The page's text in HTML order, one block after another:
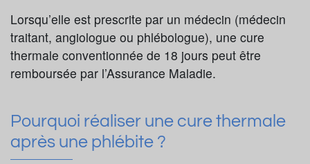
Lorsqu’elle est prescrite par un médecin (médecin
traitant, angiologue ou phlébologue), une cure
thermale conventionnée de 18 jours peut être
remboursée par l’Assurance Maladie.
Pourquoi réaliser une cure thermale
après une phlébite ?